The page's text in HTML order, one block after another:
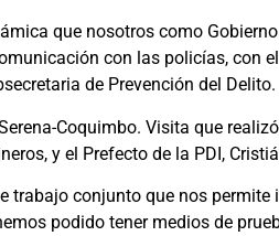
que nosotros como
con las policías, con
de Prevención del Delito.
Coquimbo. Visita que
y el Prefecto de la PDI,
trabajo conjunto que nos
podido tener medios de